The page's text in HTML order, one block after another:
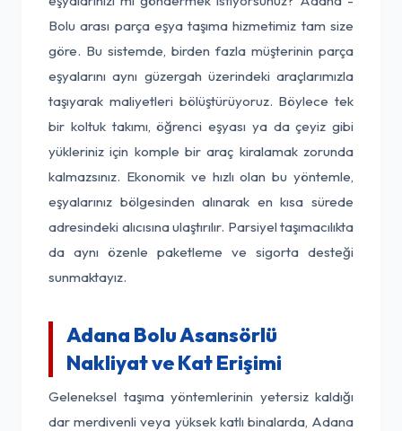
Bolu arası parça eşya taşıma hizmetimiz tam size
göre. Bu sistemde, birden fazla müşterinin parça
eşyalarını aynı güzergah üzerindeki araçlarımızla
taşıyarak maliyetleri bölüştürüyoruz. Böylece tek
bir koltuk takımı, öğrenci eşyası ya da çeyiz gibi
yükleriniz için komple bir araç kiralamak zorunda
kalmazsınız. Ekonomik ve hızlı olan bu yöntemle,
eşyalarınız bölgesinden alınarak en kısa sürede
adresindeki alıcısına ulaştırılır. Parsiyel taşımacılıkta
da aynı özenle paketleme ve sigorta desteği
sunmaktayız.
Adana Bolu Asansörlü
Nakliyat ve Kat Erişimi
Geleneksel taşıma yöntemlerinin yetersiz kaldığı
dar merdivenli veya yüksek katlı binalarda, Adana